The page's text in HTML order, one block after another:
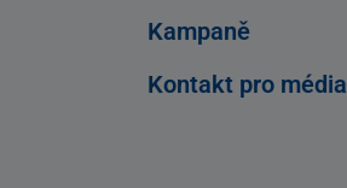
Kampaně
Kontakt pro média